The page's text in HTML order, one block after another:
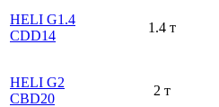
HELI G1.4
CDD14
1.4 т
HELI G2
CBD20
2 т